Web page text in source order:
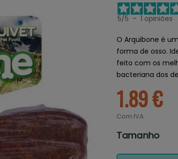
5/5 - 1 opiniões
O Arquibone é
forma de osso.
feito com os
bacteriana dos
1.89 €
Com IVA
Tamanho